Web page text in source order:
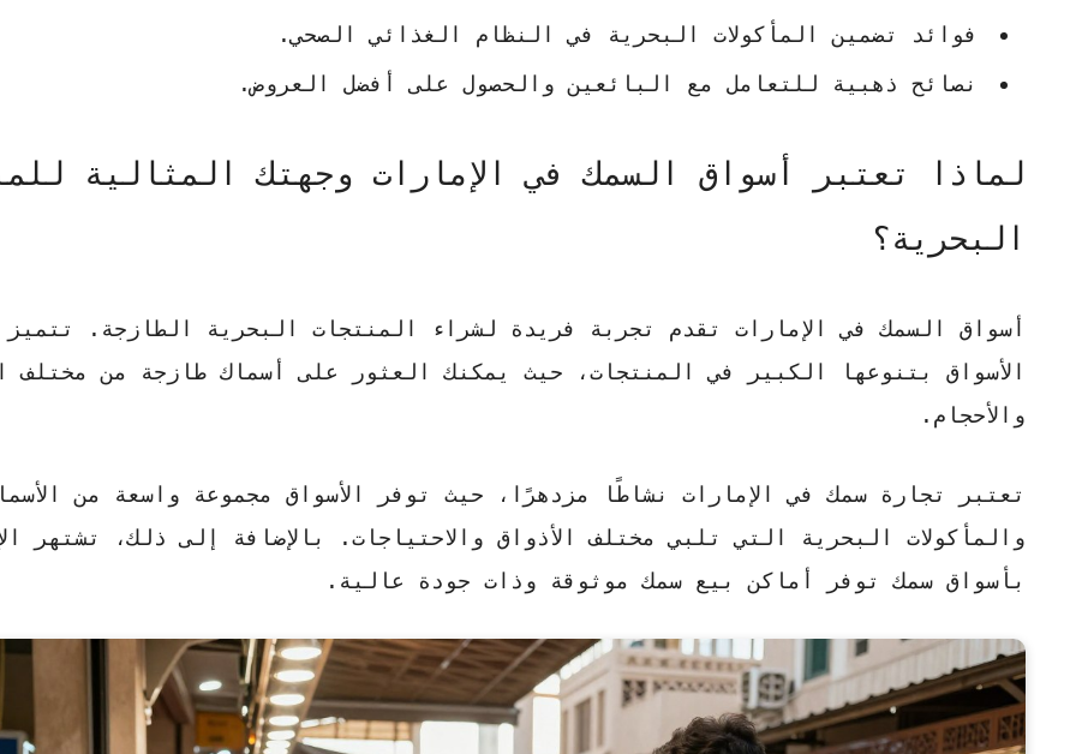
فوائد تضمين المأكولات البحرية في النظام الغذائي الصحي.
نصائح ذهبية للتعامل مع البائعين والحصول على أفضل العروض.
لماذا تعتبر أسواق السمك في الإمارات وجهتك المثالية
البحرية؟
أسواق السمك في الإمارات تقدم تجربة فريدة لشراء المنتجات البحرية الطازجة. تتميز
الأسواق بتنوعها الكبير في المنتجات، حيث يمكنك العثور على
أسماك طازجة من مختلف
والأحجام.
تعتبر تجارة سمكفي الإمارات نشاطًا مزدهرًا، حيث توفر الأسواق مجموعة واسعة من
والمأكولات البحرية التي تلبي مختلف الأذواق والاحتياجات. بالإضافة إلى ذلك، تشتهر
بأسواق سمك توفر
أماكن بيع سمكموثوقة وذات جودة عالية.